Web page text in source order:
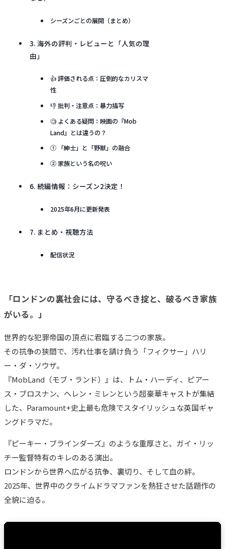
シーズンごとの展開（まとめ）
3. 海外の評判・レビューと「人気の理
由」
👍 評価される点：圧倒的なカリスマ
性
👎 批判・注意点：暴力描写
🧐 よくある疑問：映画の『Mob
Land』とは違うの？
① 「紳士」と「野獣」の融合
② 家族という名の呪い
6. 続編情報：シーズン2決定！
2025年6月に更新発表
7. まとめ・視聴方法
配信状況
「ロンドンの裏社会には、守るべき掟と、破るべき家族
がいる。」
世界的な犯罪帝国の頂点に君臨する二つの家族。
その抗争の狭間で、汚れ仕事を請け負う「フィクサー」ハリ
ー・ダ・ソウザ。
『MobLand（モブ・ランド）』は、トム・ハーディ、ピアー
ス・ブロスナン、ヘレン・ミレンという超豪華キャストが集結
した、Paramount+史上最も危険でスタイリッシュな英国ギャ
ングドラマだ。
『ピーキー・ブラインダーズ』のような重厚さと、ガイ・リッ
チー監督特有のキレのある演出。
ロンドンから世界へ広がる抗争、裏切り、そして血の絆。
2025年、世界中のクライムドラマファンを熱狂させた話題作の
全貌に迫る。